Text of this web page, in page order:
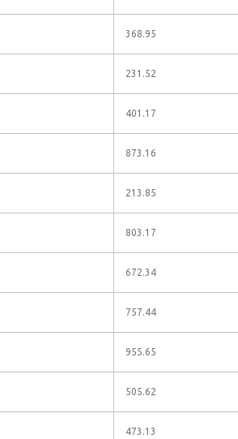
368.95
231.52
401.17
873.16
213.85
803.17
672.34
757.44
955.65
505.62
473.13